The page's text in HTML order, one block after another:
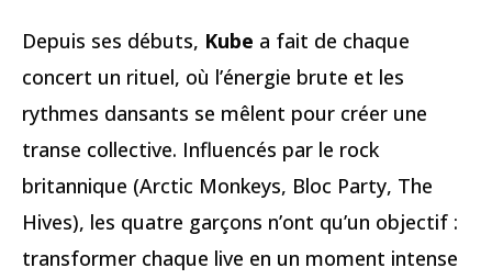
Depuis ses débuts, Kube a fait de chaque
concert un rituel, où l’énergie brute et les
rythmes dansants se mêlent pour créer une
transe collective. Influencés par le rock
britannique (Arctic Monkeys, Bloc Party, The
Hives), les quatre garçons n’ont qu’un objectif :
transformer chaque live en un moment intense